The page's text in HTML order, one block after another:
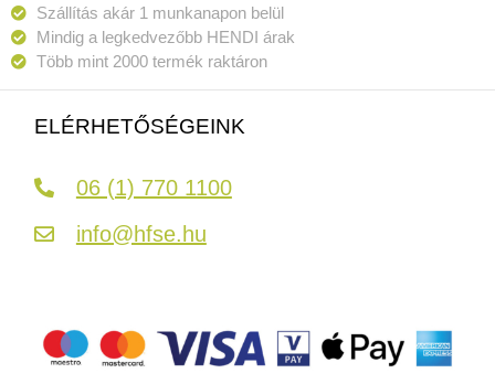
Szállítás akár 1 munkanapon belül
Mindig a legkedvezőbb HENDI árak
Több mint 2000 termék raktáron
ELÉRHETŐSÉGEINK
06 (1) 770 1100
info@hfse.hu